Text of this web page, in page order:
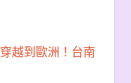
穿越到歐洲！台南